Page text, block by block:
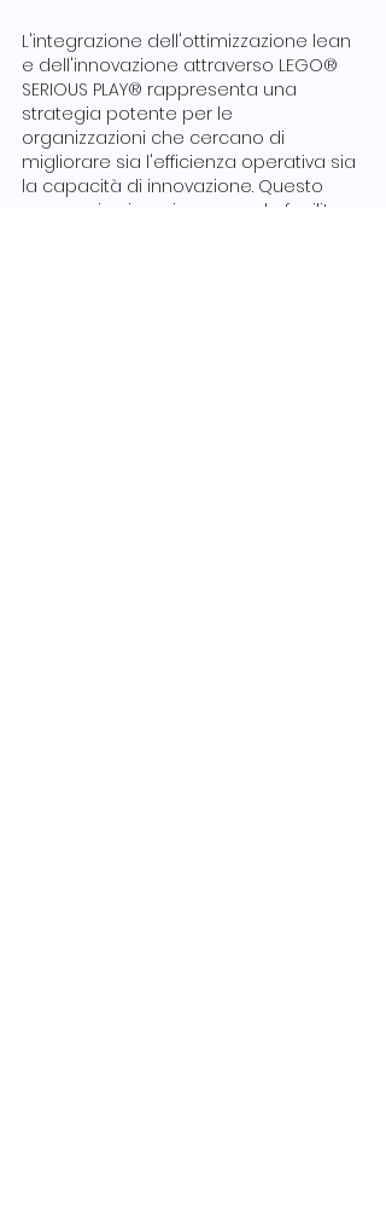
L'integrazione dell'ottimizzazione lean
e dell'innovazione attraverso LEGO®
SERIOUS PLAY® rappresenta una
strategia potente per le
organizzazioni che cercano di
migliorare sia l'efficienza operativa sia
la capacità di innovazione. Questo
approccio sinergico non solo facilita